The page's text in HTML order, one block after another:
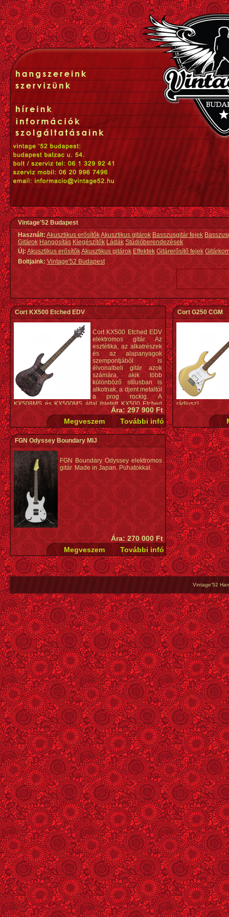
Vintage'52 Budapest
Használt: Akusztikus erősítőkAkusztikus gitárok Basszusgitár fejek
Gitárok Hangosítás Kiegészítők Ládák Stúdióberendezések
Új:Akusztikus erősítőkAkusztikus gitárok Effektek Gitárerősítő fejek
Boltjaink: Vintage'52 Budapest
Cort KX500 Etched EDV
Cort KX500 Etched EDV
elektromos gitár. Az
esztétika, az alkatrészek
és az alapanyagok
szempontjából is
élvonalbeli gitár azok
számára, akik több
különböző stílusban is
alkotnak, a djent metaltól
a prog rockig. A
KX508MS és KX500MS által ihletett KX500 Etched
Black a KX széria új szárnyashajója, hagyományos
hathúros kivitelben, a gitárosok körében
sokoldalúságuk miatt egyre népszerűbb Fishman
Fluence Modern Humbuckerekkel szerelve.
Konstrukció: csavarozott nyak
Menzúra: 25,5" (648 mm)
Test: mahagóni, habos kőris tetővel (homokfúvott)
Nyak: 5-részes juhar és amarant
Fogólap: Macassar ében, 400 mm rádiusszal
Berakás: fehér csepp
Hangszedők: Fishman® Fluence Modern Humbucker
Elektronika: hangerő, hangszín, 3-állású pickup
kapcsoló
Hardware szín: fekete nikkel
Híd: single hardtail, testen átmenő húrokkal
Bundok: 24
Kulcsok: Cort® Staggered Locking
Húrok: D'Addario® YB EXL 110
Szín: mélylila homokfúvott (EDV - Etched Deep
Violet)
Ára: 297 900 Ft
Cort G250 CGM
rádiusz)
Bundok: 22
Berakás: pontok
Hangszedő:
Elektronika:
Hardver szín: króm
Híd: 2-pontos
Kulcs: Die-cast
Húrok: D'Addario
Szín:
Metallic)
FGN Odyssey Boundary MIJ
FGN Boundary Odyssey elektromos
gitár. Made in Japan. Puhatokkal.
Ára: 270 000 Ft
Vintage'52